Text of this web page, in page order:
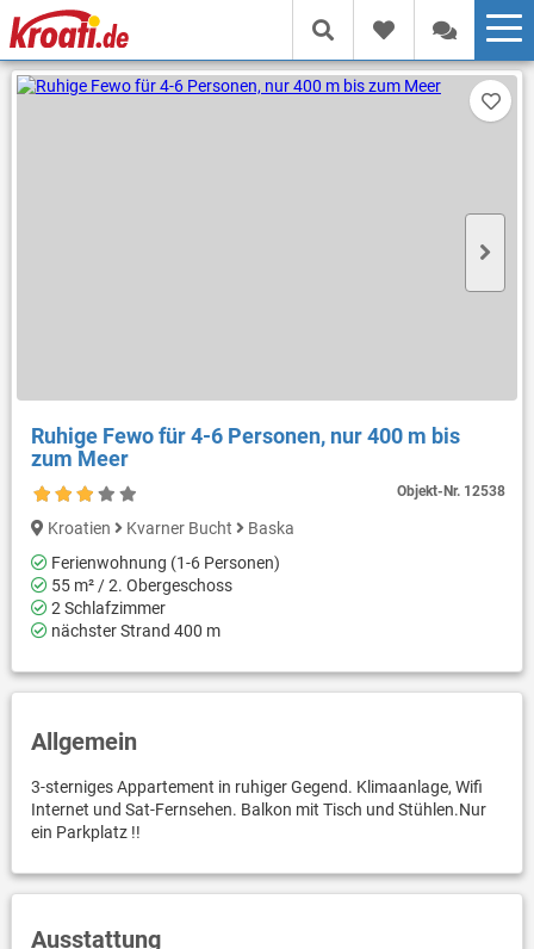
Ruhige Fewo für 4-6 Personen, nur 400 m bis
zum Meer
Objekt-Nr. 12538
Kroatien Kvarner Bucht
Baska
Ferienwohnung (1-6 Personen)
55 m² / 2. Obergeschoss
2 Schlafzimmer
nächster Strand 400 m
Allgemein
3-sterniges Appartement in ruhiger Gegend. Klimaanlage, Wifi
Internet und Sat-Fernsehen. Balkon mit Tisch und Stühlen.Nur
ein Parkplatz !!
Ausstattung